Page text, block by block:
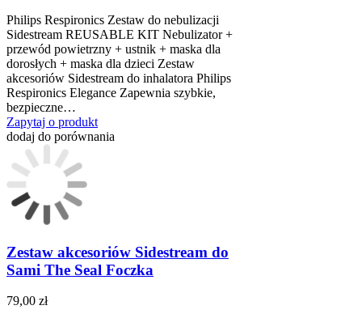
Philips Respironics Zestaw do nebulizacji
Sidestream REUSABLE KIT Nebulizator +
przewód powietrzny + ustnik + maska dla
dorosłych + maska dla dzieci Zestaw
akcesoriów Sidestream do inhalatora Philips
Respironics Elegance Zapewnia szybkie,
bezpieczne…
Zapytaj o produkt
dodaj do porównania
Zestaw akcesoriów Sidestream do
Sami The Seal Foczka
79,00 zł